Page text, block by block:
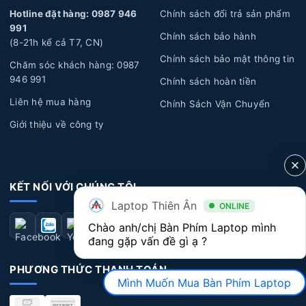
hỏng hóc do sử dụng nhiều.
Lỗi tác động vật lý:
Trong quá trình sử dụng bạn có
thể gặp một vài sự cố không mong muốn, như rơi rớt,
bong tróc, ẩm ướt, đổ nước, cà phê hoặc chất lỏng khác
chảy vào bàn phím, gây hỏng và không hoạt động đúng
cách.
thể xuất hiện sau một thời gian sử dụng dài, dẫn đến các
vấn đề về bàn phím như: chạm phím, liệt phím, bong
tróc nút phím.
Dấu hiệu nhận biết Bàn Phím Laptop Dell bị
hư hỏng
Bàn phím không hoạt động:Một số phím không
nhận diện hoặc không hoạt động khi bạn bấm vào phím.
Hotline đặt hàng: 0987 946
991
(8-21h kể cả T7, CN)
Chăm sóc khách hàng: 0987
946 991
Liên hệ mua hàng
Giới thiệu về công ty
Chính sách đổi trả sản phẩm
Chính sách bảo hành
Chính sách bảo mật thông tin
Chính sách hoàn tiền
Chính Sách Vận Chuyển
KẾT NỐI VỚI CHÚNG TÔI
PHƯƠNG THỨC THANH TOÁN
Laptop Thiên Ân ONLINE
Chào anh/chị Bàn Phím Laptop mình
đang gặp vấn đề gì ạ ?
Mình Muốn Mua Bàn Phím Laptop